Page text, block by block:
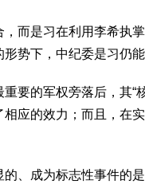
是习在利用李希执掌
形势下，中纪委是习仍
的军权旁落后，其“
相应的效力；而且，在
成为标志性事件的是